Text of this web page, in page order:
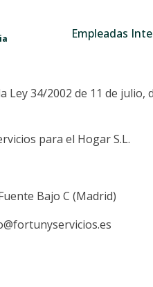
Empleadas
Ley 34/2002 de 11 de
para el Hogar S.L.
Bajo C (Madrid)